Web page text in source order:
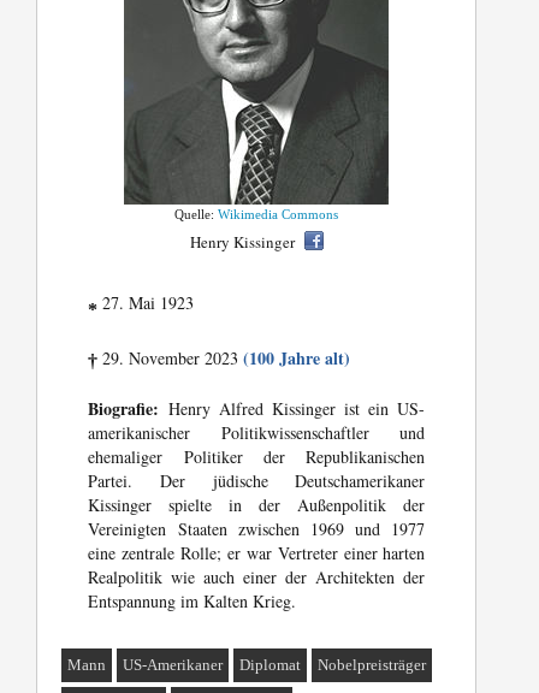
Quelle:Wikimedia Commons
Henry Kissinger
* 27. Mai 1923
† 29. November 2023(100 Jahre alt)
Biografie: Henry Alfred Kissinger ist ein US-
amerikanischer Politikwissenschaftler und
ehemaliger Politiker der Republikanischen
Partei. Der jüdische Deutschamerikaner
Kissinger spielte in der Außenpolitik der
Vereinigten Staaten zwischen 1969 und 1977
eine zentrale Rolle; er war Vertreter einer harten
Realpolitik wie auch einer der Architekten der
Entspannung im Kalten Krieg.
Mann US-Amerikaner Diplomat Nobelpreisträger